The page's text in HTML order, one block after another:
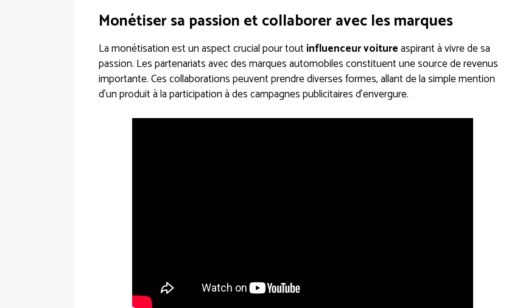
Monétiser sa passion et collaborer avec les marques
La monétisation est un aspect crucial pour toutinfluenceur voitureaspirant à vivre de sa
passion. Les partenariats avec des marques automobiles constituent une source de revenus
importante. Ces collaborations peuvent prendre diverses formes, allant de la simple mention
d’un produit à la participation à des campagnes publicitaires d’envergure.